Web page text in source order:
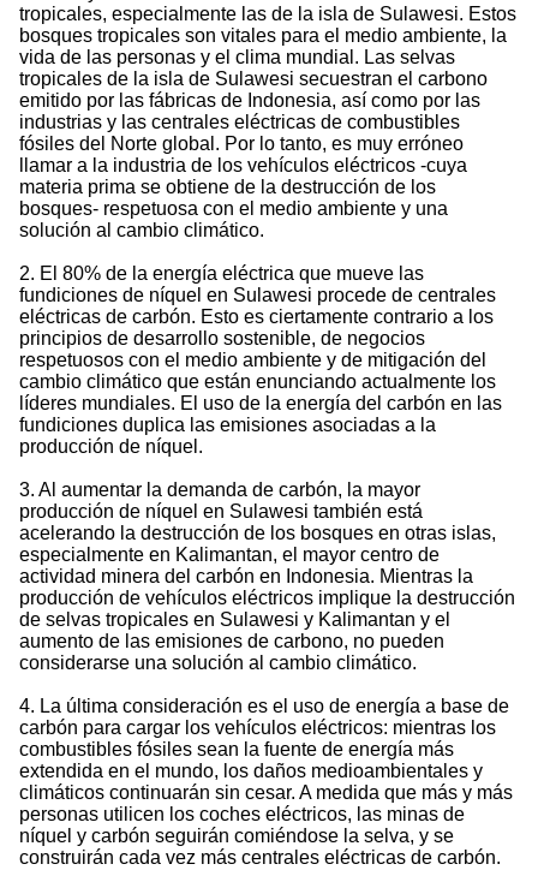
tropicales, especialmente las de la isla de Sulawesi. Estos
bosques tropicales son vitales para el medio ambiente, la
vida de las personas y el clima mundial. Las selvas
tropicales de la isla de Sulawesi secuestran el carbono
emitido por las fábricas de Indonesia, así como por las
industrias y las centrales eléctricas de combustibles
fósiles del Norte global. Por lo tanto, es muy erróneo
llamar a la industria de los vehículos eléctricos -cuya
materia prima se obtiene de la destrucción de los
bosques- respetuosa con el medio ambiente y una
solución al cambio climático.
2. El 80% de la energía eléctrica que mueve las
fundiciones de níquel en Sulawesi procede de centrales
eléctricas de carbón. Esto es ciertamente contrario a los
principios de desarrollo sostenible, de negocios
respetuosos con el medio ambiente y de mitigación del
cambio climático que están enunciando actualmente los
líderes mundiales. El uso de la energía del carbón en las
fundiciones duplica las emisiones asociadas a la
producción de níquel.
3. Al aumentar la demanda de carbón, la mayor
producción de níquel en Sulawesi también está
acelerando la destrucción de los bosques en otras islas,
especialmente en Kalimantan, el mayor centro de
actividad minera del carbón en Indonesia. Mientras la
producción de vehículos eléctricos implique la destrucción
de selvas tropicales en Sulawesi y Kalimantan y el
aumento de las emisiones de carbono, no pueden
considerarse una solución al cambio climático.
4. La última consideración es el uso de energía a base de
carbón para cargar los vehículos eléctricos: mientras los
combustibles fósiles sean la fuente de energía más
extendida en el mundo, los daños medioambientales y
climáticos continuarán sin cesar. A medida que más y más
personas utilicen los coches eléctricos, las minas de
níquel y carbón seguirán comiéndose la selva, y se
construirán cada vez más centrales eléctricas de carbón.